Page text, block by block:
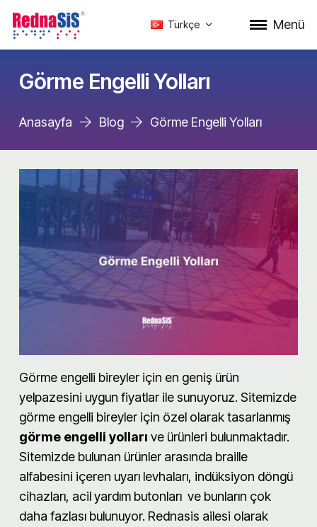
Türkçe Menü
Görme Engelli Yolları
Anasayfa Blog Görme Engelli Yolları
Görme engelli bireyler için en geniş ürün
yelpazesini uygun fiyatlar ile sunuyoruz. Sitemizde
görme engelli bireyler için özel olarak tasarlanmış
görme engelli yolları ve ürünleri bulunmaktadır.
Sitemizde bulunan ürünler arasında braille
alfabesini içeren uyarı levhaları, indüksiyon döngü
cihazları, acil yardım butonları ve bunların çok
daha fazlası bulunuyor. Rednasis ailesi olarak